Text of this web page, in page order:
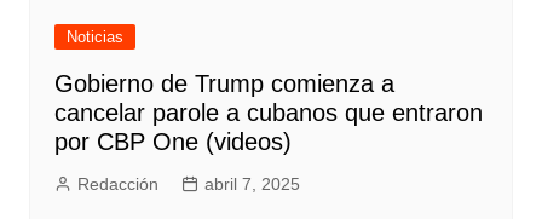
Noticias
Gobierno de Trump comienza a
cancelar parole a cubanos que entraron
por CBP One (videos)
Redacción abril 7, 2025